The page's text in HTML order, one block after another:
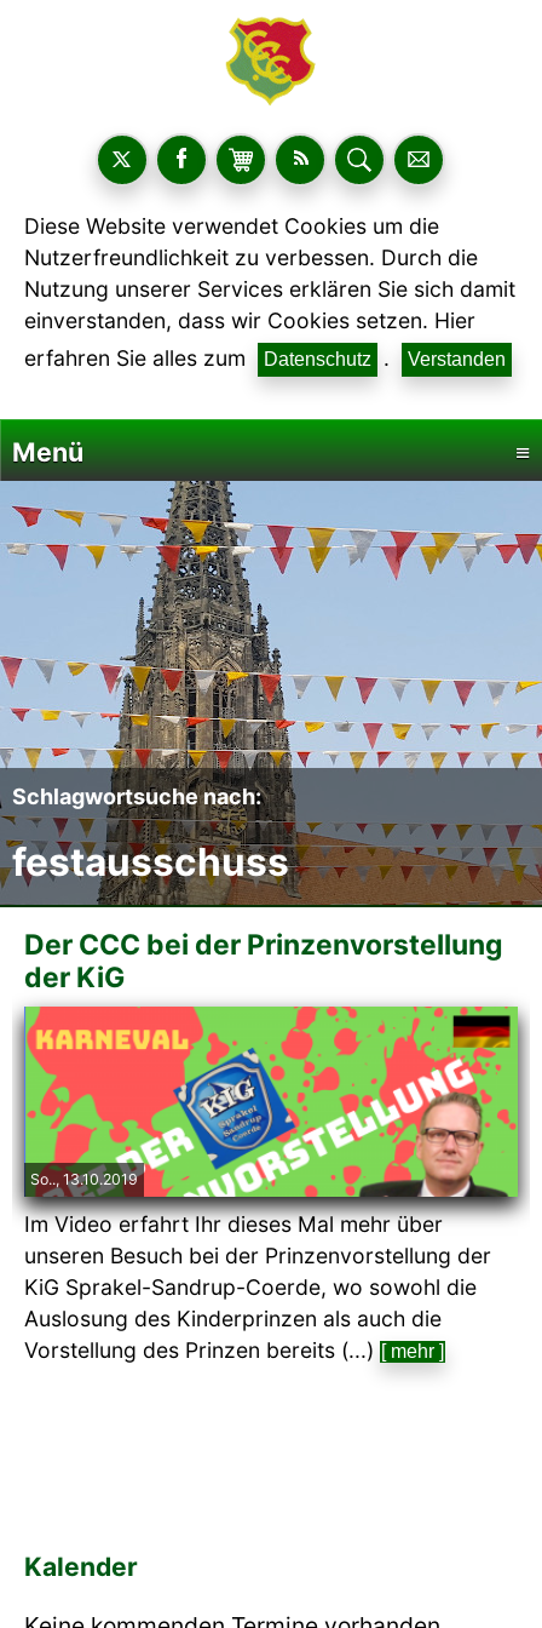
Diese Website verwendet Cookies um die
Nutzerfreundlichkeit zu verbessen. Durch die
Nutzung unserer Services erklären Sie sich damit
einverstanden, dass wir Cookies setzen. Hier
erfahren Sie alles zum
Datenschutz . Verstanden
Menü ≡
Startseite
Termine
Fotoalben
Videos
Mitmachen
Sponsoren
Pressearchiv
Impressum
Schlagwortsuche nach:
festausschuss
Der CCC bei der Prinzenvorstellung
der KiG
So.., 13.10.2019
Im Video erfahrt Ihr dieses Mal mehr über
unseren Besuch bei der Prinzenvorstellung der
KiG Sprakel-Sandrup-Coerde, wo sowohl die
Auslosung des Kinderprinzen als auch die
Vorstellung des Prinzen bereits (...) [ mehr ]
Kalender